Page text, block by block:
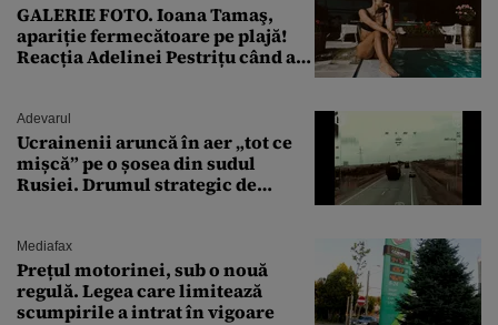
GALERIE FOTO. Ioana Tamaş,
apariție fermecătoare pe plajă!
Reacția Adelinei Pestrițu când a
Adevarul
Ucrainenii aruncă în aer „tot ce
mișcă” pe o șosea din sudul
Rusiei. Drumul strategic de
Mediafax
Prețul motorinei, sub o nouă
regulă. Legea care limitează
scumpirile a intrat în vigoare